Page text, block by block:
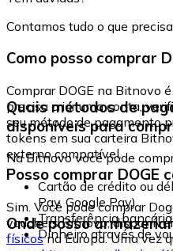
Contamos tudo o que
Como posso comprar
Comprar DOGE na Bitnovo
precisa criar uma conta,
seu método de pagamento
tokens em sua carteira
externo compatível.
Quais métodos de
disponíveis para
Na Bitnovo você pode
Cartão de crédito ou
Pay, Google Pay)
Transferência
Dinheiro através de
Posso comprar DOGE
Sim. Você pode comprar
vouchers Bitnovo,
físicosna Europa. Uma vez
Onde posso